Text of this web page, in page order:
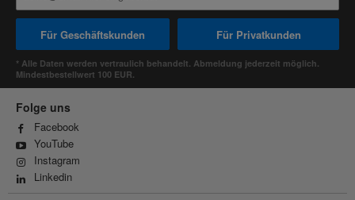
Für Geschäftskunden Für Privatkunden
* Alle Daten werden vertraulich behandelt. Abmeldung jederzeit möglich.
Mindestbestellwert 100 EUR.
Folge uns
Facebook
YouTube
Instagram
Linkedin